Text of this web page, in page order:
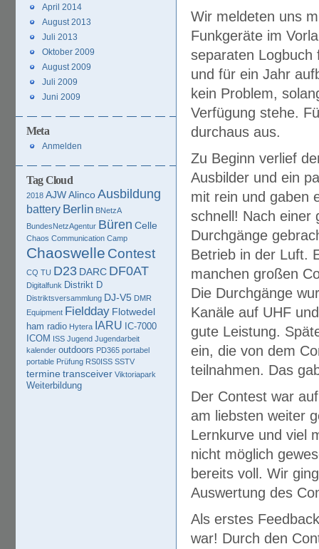
Wir meldeten uns
Funkgeräte im
separaten
und für ein Jahr
kein Problem,
Verfügung stehe.
durchaus aus.
Zu Beginn verlief
Ausbilder und ein
mit rein und gaben
schnell! Nach einer
Durchgänge
Betrieb in der Luft.
manchen großen
Die Durchgänge
Kanäle auf UHF
gute Leistung.
ein, die von dem
teilnahmen. Das
Der Contest war
am liebsten weiter
Lernkurve und viel
nicht möglich
bereits voll. Wir
Auswertung des
Als erstes
war! Durch den
April 2014
August 2013
Juli 2013
Oktober 2009
August 2009
Juli 2009
Juni 2009
Meta
Anmelden
Tag Cloud
2018 AJWAlincoAusbildung
battery Berlin BNetzA
BundesNetzAgentur Büren Celle
Chaos Communication Camp
Chaoswelle Contest
CQ TU D23 DARC DF0AT
Digitalfunk Distrikt D
Distriktsversammlung DJ-V5 DMR
Equipment Fieldday Flotwedel
ham radio Hytera IARU IC-7000
ICOM ISS Jugend Jugendarbeit
kalender outdoors PD365 portabel
portable Prüfung RS0ISS SSTV
termine transceiver Viktoriapark
Weiterbildung